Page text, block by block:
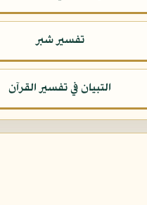
تفسير شبر
التبيان في تفسير القرآن